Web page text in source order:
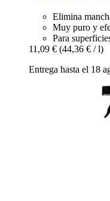
Elimina
Muy puro y
Para
11,09 € (44,36 € / l)
Entrega hasta el 18